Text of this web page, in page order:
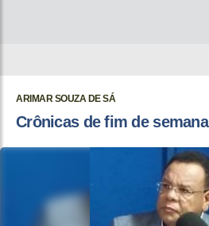
ARIMAR SOUZA DE SÁ
Crônicas de fim de semana